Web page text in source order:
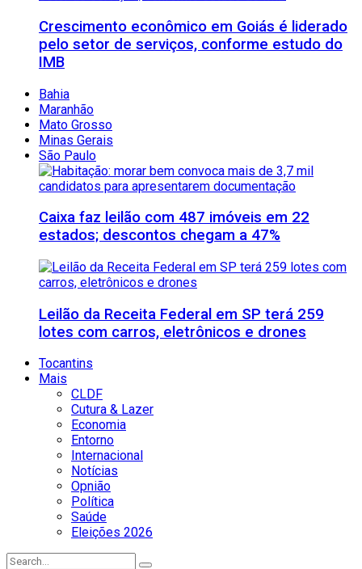
Crescimento econômico em Goiás é liderado
pelo setor de serviços, conforme estudo do
IMB
Bahia
Maranhão
Mato Grosso
Minas Gerais
São Paulo
Caixa faz leilão com 487 imóveis em 22
estados; descontos chegam a 47%
Leilão da Receita Federal em SP terá 259
lotes com carros, eletrônicos e drones
Tocantins
Mais
CLDF
Cutura & Lazer
Economia
Entorno
Internacional
Notícias
Opnião
Política
Saúde
Eleições 2026